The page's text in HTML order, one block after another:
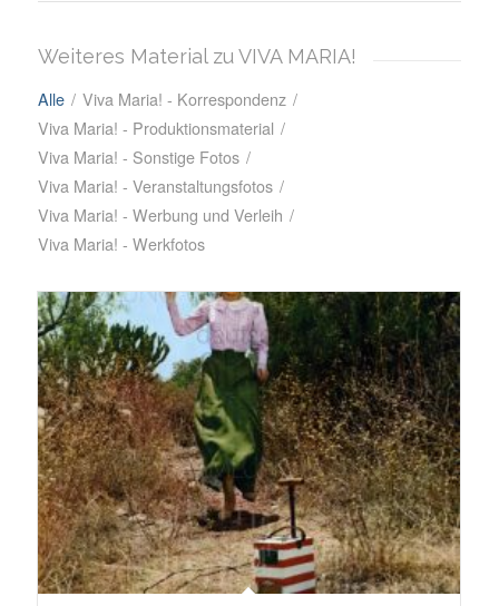
Weiteres Material zu VIVA MARIA!
Alle / Viva Maria! - Korrespondenz /
Viva Maria! - Produktionsmaterial /
Viva Maria! - Sonstige Fotos /
Viva Maria! - Veranstaltungsfotos /
Viva Maria! - Werbung und Verleih /
Viva Maria! - Werkfotos